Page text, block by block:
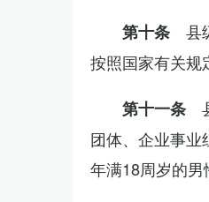
第十条 县
按照国家有关规
第十一条
团体、企业事
年满18周岁的男